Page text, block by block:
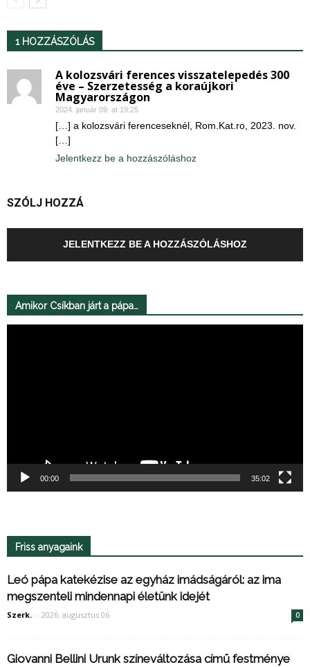
1 HOZZÁSZÓLÁS
A kolozsvári ferences visszatelepedés 300
éve – Szerzetesség a koraújkori
Magyarországon
2024. január 09. at 19:25
[…] a kolozsvári ferenceseknél, Rom.Kat.ro, 2023. nov.
[…]
Jelentkezz be a hozzászóláshoz
SZÓLJ HOZZÁ
JELENTKEZZ BE A HOZZÁSZÓLÁSHOZ
Amikor Csíkban járt a pápa…
00:00 35:02
Friss anyagaink
Leó pápa katekézise az egyház imádságáról: az ima
megszenteli mindennapi életünk idejét
Szerk. - 2026. augusztus 06. 0
Giovanni Bellini Urunk színeváltozása című festménye